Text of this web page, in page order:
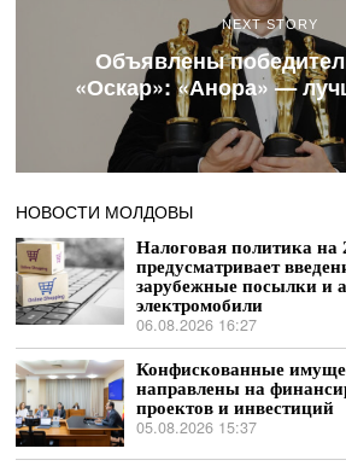
NEXT STORY
Объявлены
«Оскар»: «Анора» —
НОВОСТИ МОЛДОВЫ
Налоговая политика на
предусматривает
зарубежные посылки и
электромобили
06.08.2026 16:27
Конфискованные
направлены на
проектов и инвестиций
05.08.2026 15:37